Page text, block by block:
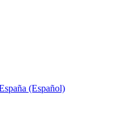
(Español)